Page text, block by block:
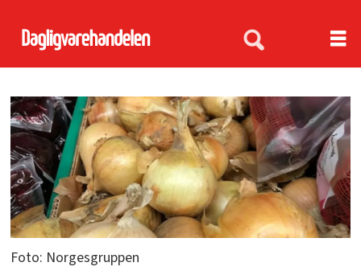
Foto: Norgesgruppen